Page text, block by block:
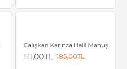
Çalışkan Karınca Halil Manuş
111,00TL 185,00TL